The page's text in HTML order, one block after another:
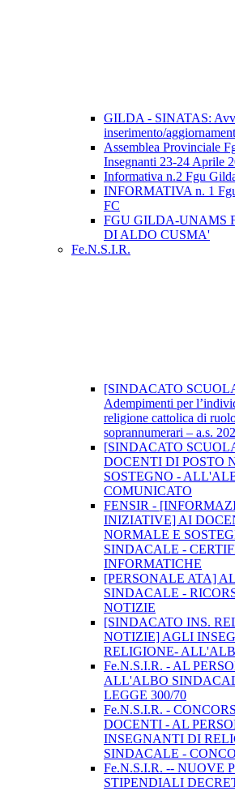
GILDA - SINATAS:
inserimento/
Assemblea Provinciale
Insegnanti 23-24 Aprile
Informativa n.2 Fgu
INFORMATIVA n. 1
FC
FGU GILDA-UNAMS
DI ALDO CUSMA'
Fe.N.S.I.R.
[SINDACATO
Adempimenti per
religione cattolica di
soprannumerari – a.s.
[SINDACATO
DOCENTI DI POSTO
SOSTEGNO -
COMUNICATO
FENSIR -
INIZIATIVE] AI
NORMALE E
SINDACALE -
INFORMATICHE
[PERSONALE ATA]
SINDACALE -
NOTIZIE
[SINDACATO INS.
NOTIZIE] AGLI
RELIGIONE-
Fe.N.S.I.R. - AL
ALL'ALBO
LEGGE 300/70
Fe.N.S.I.R. -
DOCENTI - AL
INSEGNANTI DI
SINDACALE -
Fe.N.S.I.R. -- NUOVE
STIPENDIALI